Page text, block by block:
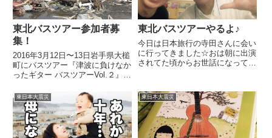
東北バスツアー参加者募
集！
2016年3月12日〜13日岩手県大槌
町にバスツアー『津波に負けなか
ったギター バスツアーVol.２』参
こちら、、、この景色がどう変わ
ってるか、、、見に行きません
か？ちなみに、これは昨年です。
これも昨年です。こ...
東北バスツアーやるよ♪
今日は日本旅行の寺田さんに会い
に行ってきました☆おは朝に出演
されてた頃からお世話になって
かな。今年の３月に行った、東北
のバスツアー！いろいろセッティ
ングしてくれたのは、間違いなく
寺...
東日本大震災 東日本大震災